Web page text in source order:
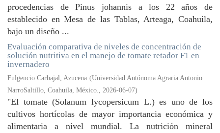
procedencias de Pinus johannis a los 22 años de
establecido en Mesa de las Tablas, Arteaga, Coahuila,
bajo un diseño ...
Evaluación comparativa de niveles de concentración de
solución nutritiva en el manejo de tomate retador F1 en
invernadero
Fulgencio Carbajal, Azucena (Universidad Autónoma Agraria Antonio
NarroSaltillo, Coahuila, México., 2026-06-07)
"El tomate (Solanum lycopersicum L.) es uno de los
cultivos hortícolas de mayor importancia económica y
alimentaria a nivel mundial. La nutrición mineral